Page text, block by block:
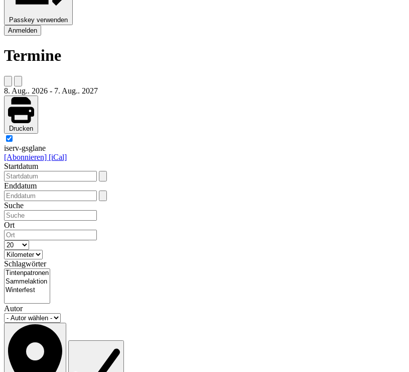
Passkey verwenden
Anmelden
Termine
8. Aug.. 2026 - 7. Aug.. 2027
Drucken
iserv-gsglane
[Abonnieren] [iCal]
Startdatum
Enddatum
Suche
Ort
Schlagwörter
Autor